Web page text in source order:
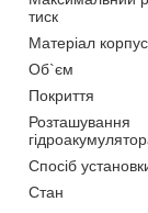
тиск
Матеріал
Об`єм
Покриття
Розташування
Спосіб
Стан